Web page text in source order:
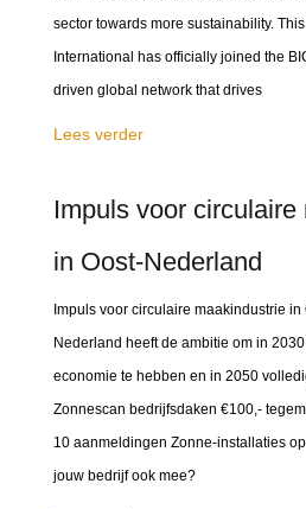
sector towards more sustainability.
International has officially joined the
driven global network that drives
Lees verder
Impuls voor
in Oost-Nederland
Impuls voor circulaire maakindustrie
Nederland heeft de ambitie om in
economie te hebben en in 2050
Zonnescan bedrijfsdaken €100,-
10 aanmeldingen Zonne-installaties
jouw bedrijf ook mee?